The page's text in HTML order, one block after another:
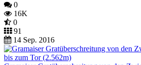
0
16K
0
91
14 Sep. 2016